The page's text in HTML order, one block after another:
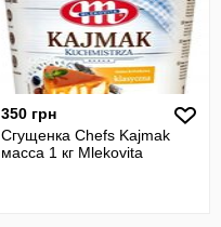
350 грн
Сгущенка Chefs Kajmak
масса 1 кг Mlekovita